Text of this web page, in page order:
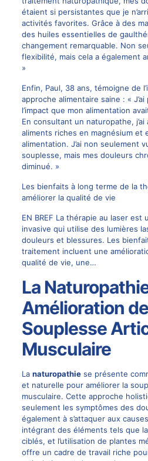
étaient si persistantes que je
activités favorites. Grâce à des
des huiles essentielles de
changement remarquable. Non
flexibilité, mais cela a également
»
Enfin, Paul, 38 ans, témoigne de
approche alimentaire saine : «
l’impact que mon alimentation
En consultant un naturopathe,
aliments riches en magnésium et
alimentation. J’ai non seulement
souplesse, mais mes douleurs
diminué. »
Les bienfaits à long terme de la
améliorer la qualité de vie
EN BREF La thérapie au laser est
invasive qui utilise des lumières
douleurs et blessures. Les
traitement incluent une
qualité de vie, une…
La
Amélioration
Souplesse
Musculaire
La naturopathiese présente
et naturelle pour améliorer la
musculaire. Cette approche
seulement les symptômes des
également à s’attaquer aux
intégrant des éléments tels que
ciblés, et l’utilisation de plantes
offre un cadre de travail riche